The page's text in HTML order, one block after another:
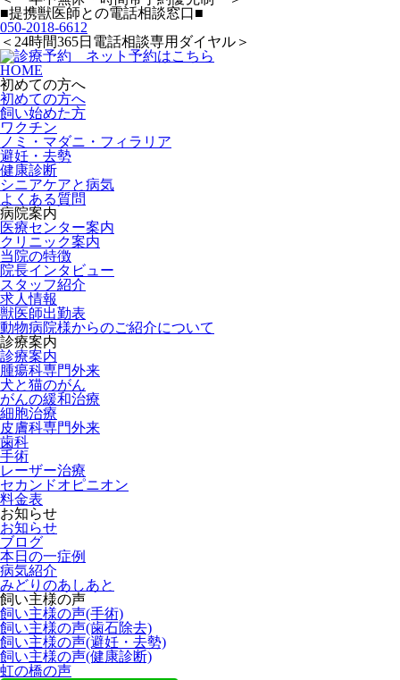
■提携獣医師との電話相談窓口■
050-2018-6612
＜24時間365日電話相談専用ダイヤル＞
HOME
初めての方へ
初めての方へ
飼い始めた方
ワクチン
ノミ・マダニ・フィラリア
避妊・去勢
健康診断
シニアケアと病気
よくある質問
病院案内
医療センター案内
クリニック案内
当院の特徴
院長インタビュー
スタッフ紹介
求人情報
獣医師出勤表
動物病院様からのご紹介について
診療案内
診療案内
腫瘍科専門外来
犬と猫のがん
がんの緩和治療
細胞治療
皮膚科専門外来
歯科
手術
レーザー治療
セカンドオピニオン
料金表
お知らせ
お知らせ
ブログ
本日の一症例
病気紹介
みどりのあしあと
飼い主様の声
飼い主様の声(手術)
飼い主様の声(歯石除去)
飼い主様の声(避妊・去勢)
飼い主様の声(健康診断)
虹の橋の声